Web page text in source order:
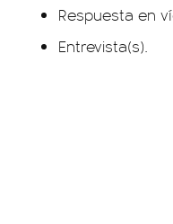
Respuesta en
Entrevista(s).